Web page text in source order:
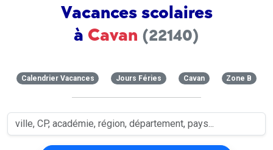
Vacances scolaires
à Cavan (22140)
Calendrier Vacances Jours Féries Cavan Zone B